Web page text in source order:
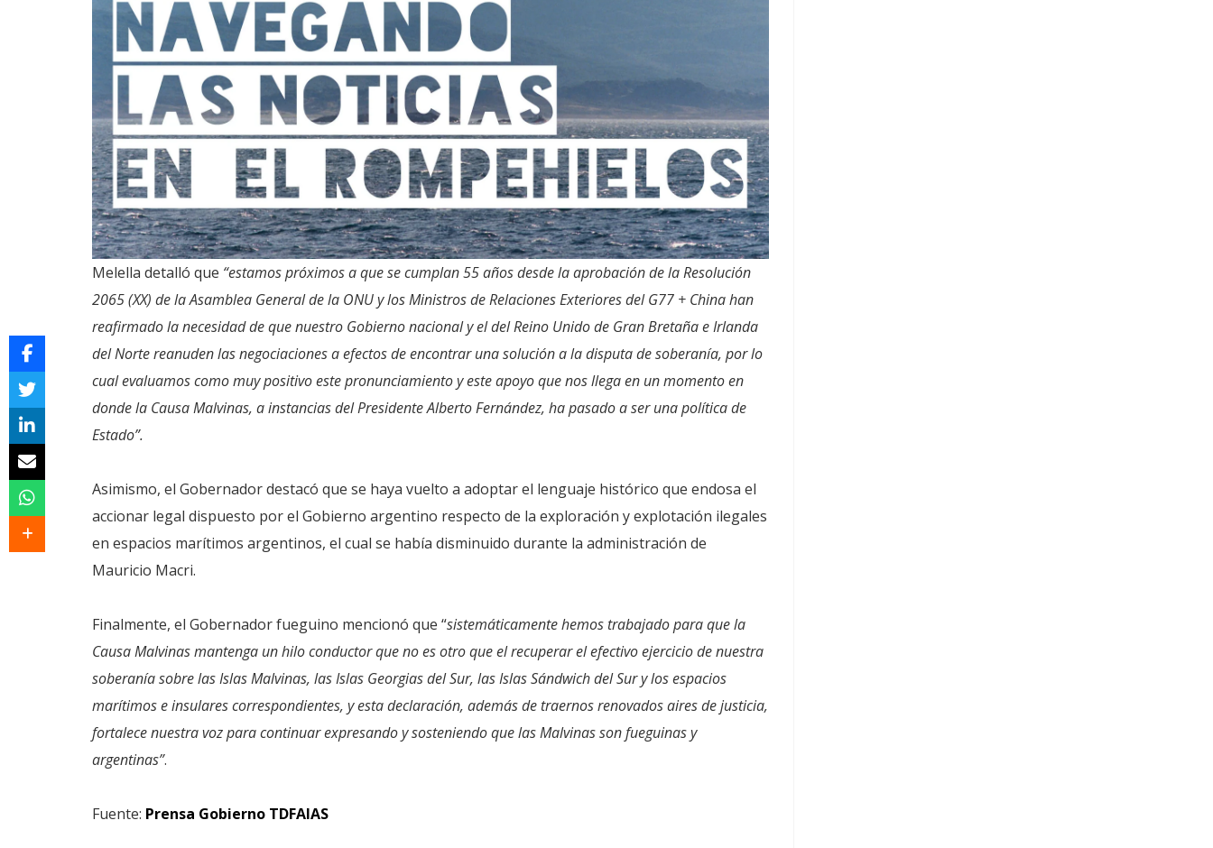
Melella detalló que “estamos próximos a que se cumplan 55 años desde la aprobación de la Resolución
2065 (XX) de la Asamblea General de la ONU y los Ministros de Relaciones Exteriores del G77 + China han
reafirmado la necesidad de que nuestro Gobierno nacional y el del Reino Unido de Gran Bretaña e Irlanda
del Norte reanuden las negociaciones a efectos de encontrar una solución a la disputa de soberanía, por lo
cual evaluamos como muy positivo este pronunciamiento y este apoyo que nos llega en un momento en
donde la Causa Malvinas, a instancias del Presidente Alberto Fernández, ha pasado a ser una política de
Estado”.
Asimismo, el Gobernador destacó que se haya vuelto a adoptar el lenguaje histórico que endosa el
accionar legal dispuesto por el Gobierno argentino respecto de la exploración y explotación ilegales
en espacios marítimos argentinos, el cual se había disminuido durante la administración de
Mauricio Macri.
Finalmente, el Gobernador fueguino mencionó que “sistemáticamente hemos trabajado para que la
Causa Malvinas mantenga un hilo conductor que no es otro que el recuperar el efectivo ejercicio de nuestra
soberanía sobre las Islas Malvinas, las Islas Georgias del Sur, las Islas Sándwich del Sur y los espacios
marítimos e insulares correspondientes, y esta declaración, además de traernos renovados aires de justicia,
fortalece nuestra voz para continuar expresando y sosteniendo que las Malvinas son fueguinas y
argentinas”.
Fuente: Prensa Gobierno TDFAIAS